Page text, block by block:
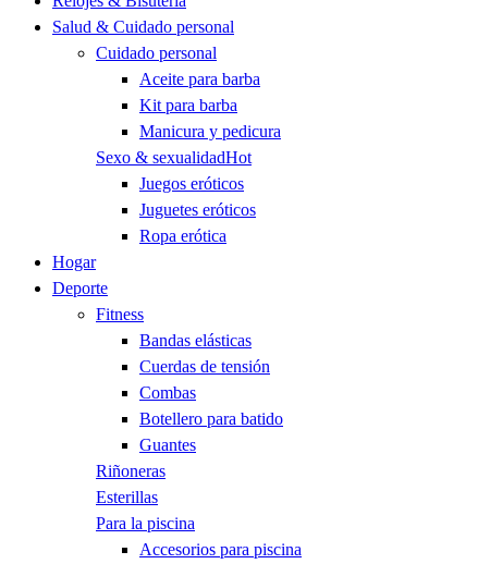
Salud & Cuidado personal
Cuidado personal
Aceite para barba
Kit para barba
Manicura y pedicura
Sexo & sexualidadHot
Juegos eróticos
Juguetes eróticos
Ropa erótica
Hogar
Deporte
Fitness
Bandas elásticas
Cuerdas de tensión
Combas
Botellero para batido
Guantes
Riñoneras
Esterillas
Para la piscina
Accesorios para piscina